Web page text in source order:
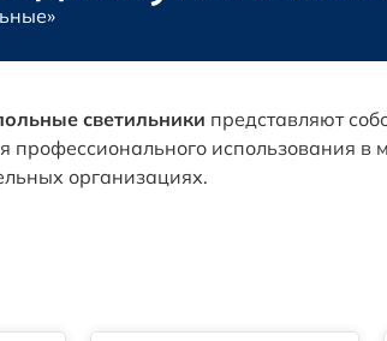
светильники представляют
профессионального использования
организациях.